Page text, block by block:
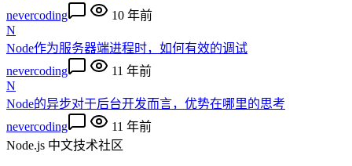
nevercoding
10 年前
N
Node作为服务器端进程时，如何有效的调试
nevercoding
11 年前
N
Node的异步对于后台开发而言，优势在哪里的思考
nevercoding
11 年前
Node.js 中文技术社区